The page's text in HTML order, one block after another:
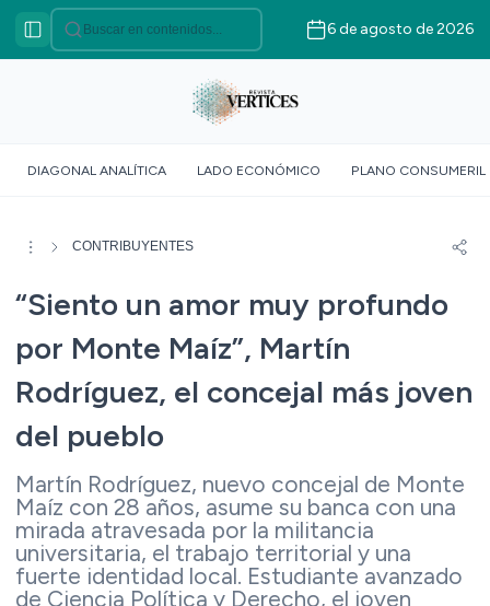
VÉRTICES ASOCIATIVO
VÉRTICES AGRICULTURA
VÉRTICES SUR GLOBAL
DOSSIER GEOMÉTRICO
6 de agosto de 2026
DIAGONAL ANALÍTICA LADO ECONÓMICO PLANO CONSUMERIL
CONTRIBUYENTES
“Siento un amor muy profundo
por Monte Maíz”, Martín
Rodríguez, el concejal más joven
del pueblo
Martín Rodríguez, nuevo concejal de Monte
Maíz con 28 años, asume su banca con una
mirada atravesada por la militancia
universitaria, el trabajo territorial y una
fuerte identidad local. Estudiante avanzado
de Ciencia Política y Derecho, el joven